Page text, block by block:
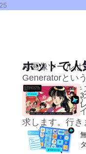
AI画像ツールは
Generatorとい
く、数秒でテ
起こっている
ですか?このガ
求します。行き
ホットで人
3